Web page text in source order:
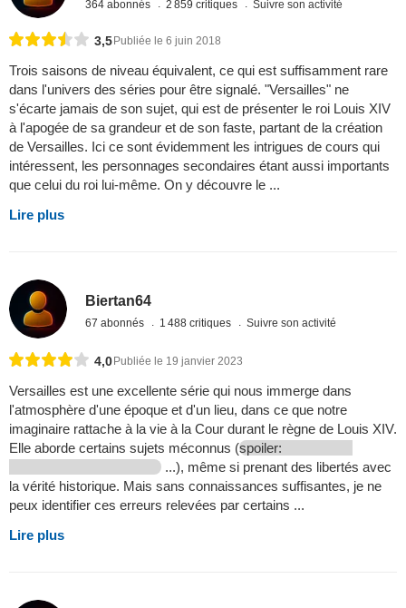
364 abonnés 2 859 critiques Suivre son activité
3,5 Publiée le 6 juin 2018
Trois saisons de niveau équivalent, ce qui est suffisamment rare
dans l'univers des séries pour être signalé. "Versailles" ne
s'écarte jamais de son sujet, qui est de présenter le roi Louis XIV
à l'apogée de sa grandeur et de son faste, partant de la création
de Versailles. Ici ce sont évidemment les intrigues de cours qui
intéressent, les personnages secondaires étant aussi importants
que celui du roi lui-même. On y découvre le ...
Lire plus
Biertan64
67 abonnés 1 488 critiques Suivre son activité
4,0Publiée le 19 janvier 2023
Versailles est une excellente série qui nous immerge dans
l'atmosphère d'une époque et d'un lieu, dans ce que notre
imaginaire rattache à la vie à la Cour durant le règne de Louis XIV.
Elle aborde certains sujets méconnus (spoiler:
...), même si prenant des libertés avec
la vérité historique. Mais sans connaissances suffisantes, je ne
peux identifier ces erreurs relevées par certains ...
Lire plus